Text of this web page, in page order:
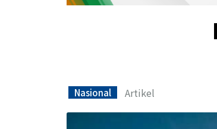
Nasional Artikel